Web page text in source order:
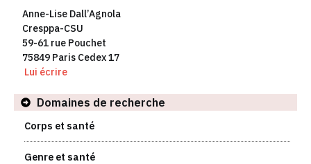
Anne-Lise Dall’Agnola
Cresppa-CSU
59-61 rue Pouchet
75849 Paris Cedex 17
Lui écrire
Domaines de recherche
Corps et santé
Genre et santé